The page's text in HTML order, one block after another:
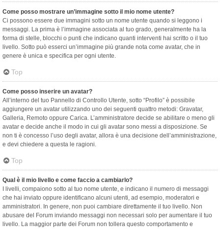
Come posso mostrare un’immagine sotto il mio nome utente?
Ci possono essere due immagini sotto un nome utente quando si leggono i
messaggi. La prima è l’immagine associata al tuo grado, generalmente ha la
forma di stelle, blocchi o punti che indicano quanti interventi hai scritto o il tuo
livello. Sotto può esserci un’immagine più grande nota come avatar, che in
genere è unica e specifica per ogni utente.
Top
Come posso inserire un avatar?
All’interno del tuo Pannello di Controllo Utente, sotto “Profilo” è possibile
aggiungere un avatar utilizzando uno dei seguenti quattro metodi: Gravatar,
Galleria, Remoto oppure Carica. L’amministratore decide se abilitare o meno gli
avatar e decide anche il modo in cui gli avatar sono messi a disposizione. Se
non ti è concesso l’uso degli avatar, allora è una decisione dell’amministrazione,
e devi chiedere a questa le ragioni.
Top
Qual è il mio livello e come faccio a cambiarlo?
I livelli, compaiono sotto al tuo nome utente, e indicano il numero di messaggi
che hai inviato oppure identificano alcuni utenti, ad esempio, moderatori e
amministratori. In genere, non puoi cambiare direttamente il tuo livello. Non
abusare del Forum inviando messaggi non necessari solo per aumentare il tuo
livello. La maggior parte dei Forum non tollera questo comportamento e